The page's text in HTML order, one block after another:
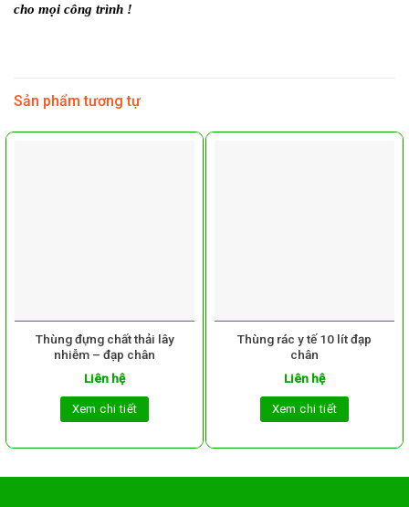
cho mọi công trình !
Sản phẩm tương tự
Thùng đựng chất thải lây
nhiễm – đạp chân
Liên hệ
Xem chi tiết
Thùng rác y tế 10 lít đạp
chân
Liên hệ
Xem chi tiết